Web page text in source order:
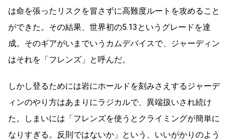
は命を張ったリスクを冒さずに高難度ルートを攻めること
ができた。その結果、世界初の5.13というグレードを達
成。そのギアがいまでいうカムデバイスで、ジャーディン
はそれを「フレンズ」と呼んだ。
しかし登るためには岩にホールドを刻みさえするジャーデ
ィンのやり方はあまりにラジカルで、異端扱いされ続け
た。しまいには「フレンズを使うとクライミングが簡単に
なりすぎる。反則ではないか」という、いいがかりのよう